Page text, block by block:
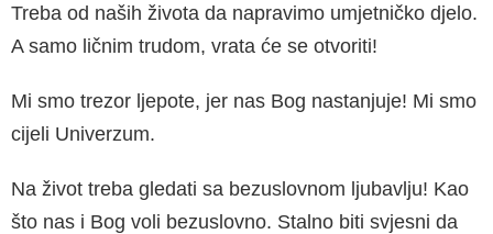
Treba od naših života da napravimo umjet­ničko djelo.
A samo ličnim trudom, vrata će se otvoriti!
Mi smo trezor ljepote, jer nas Bog nastanjuje! Mi smo
cijeli Univerzum.
Na život treba gledati sa bezuslovnom ljubavl­ju! Kao
što nas i Bog voli bezuslovno. Stalno biti svjesni da